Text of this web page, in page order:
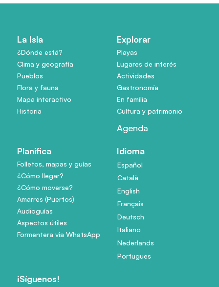
La Isla
¿Dónde está?
Clima y geografía
Pueblos
Flora y fauna
Mapa interactivo
Historia
Explorar
Playas
Lugares de interés
Actividades
Gastronomía
En familia
Cultura y patrimonio
Agenda
Planifica
Folletos, mapas y guías
¿Cómo llegar?
¿Cómo moverse?
Amarres (Puertos)
Audioguías
Aspectos útiles
Formentera via WhatsApp
Idioma
Español
Català
English
Français
Deutsch
Italiano
Nederlands
Portugues
¡Síguenos!